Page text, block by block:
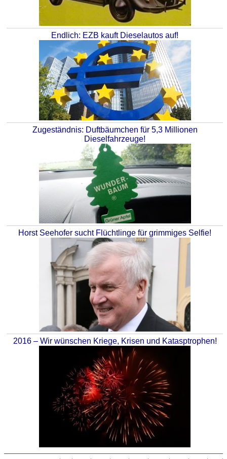
Endlich: EZB kauft Dieselautos auf!
Zugeständnis: Duftbäumchen für 5,3 Millionen
Dieselfahrzeuge!
Horst Seehofer sucht Flüchtlinge für grimmiges Selfie!
2016 – Wir wünschen Kriege, Krisen und Katasptrophen!